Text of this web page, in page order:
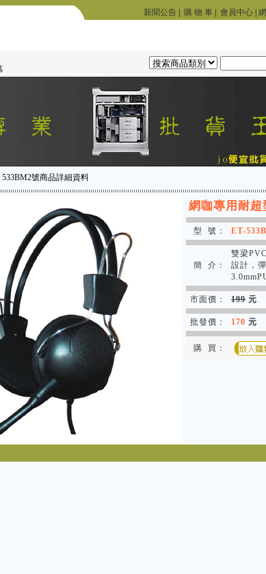
新聞公告 購 物 車 會員中心
533BM2號商品詳細資料
網咖專用耐
型 號： ET-
簡 介：
雙梁
設計，
市面價： 199 元
批發價： 170 元
購 買：